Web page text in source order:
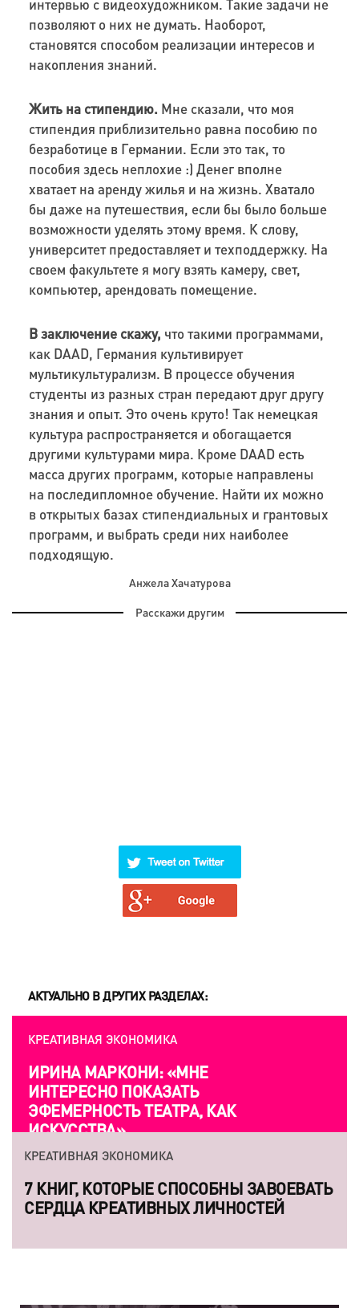
интервью с видеохудожником. Такие задачи не
позволяют о них не думать. Наоборот,
становятся способом реализации интересов и
накопления знаний.
Жить на стипендию. Мне сказали, что моя
стипендия приблизительно равна пособию по
безработице в Германии. Если это так, то
пособия здесь неплохие :) Денег вполне
хватает на аренду жилья и на жизнь. Хватало
бы даже на путешествия, если бы было больше
возможности уделять этому время. К слову,
университет предоставляет и техподдержку. На
своем факультете я могу взять камеру, свет,
компьютер, арендовать помещение.
В заключение скажу, что такими программами,
как DAAD, Германия культивирует
мультикультурализм. В процессе обучения
студенты из разных стран передают друг другу
знания и опыт. Это очень круто! Так немецкая
культура распространяется и обогащается
другими культурами мира. Кроме DAAD есть
масса других программ, которые направлены
на последипломное обучение. Найти их можно
в открытых базах стипендиальных и грантовых
программ, и выбрать среди них наиболее
подходящую.
Анжела Хачатурова
Расскажи другим
АКТУАЛЬНО В ДРУГИХ РАЗДЕЛАХ:
КРЕАТИВНАЯ ЭКОНОМИКА
ИРИНА МАРКОНИ: «МНЕ
ИНТЕРЕСНО ПОКАЗАТЬ
ЭФЕМЕРНОСТЬ ТЕАТРА, КАК
ИСКУССТВА»
КРЕАТИВНАЯ ЭКОНОМИКА
7 КНИГ, КОТОРЫЕ СПОСОБНЫ ЗАВОЕВАТЬ
СЕРДЦА КРЕАТИВНЫХ ЛИЧНОСТЕЙ